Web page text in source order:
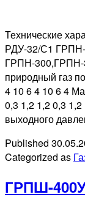
Технические
РДУ-32/С1
ГРПН-300,ГРПН-
природный газ
4 10 6 4 10 6 4
0,3 1,2 1,2 0,3
выходного
Published
Categorized as
ГРПШ-